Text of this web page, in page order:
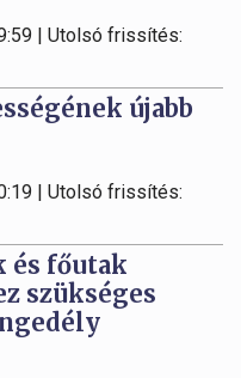
| Utolsó frissítés:
újabb
| Utolsó frissítés:
és főutak
szükséges